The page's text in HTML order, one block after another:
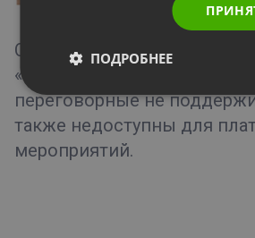
Обратите внимание, что в
«отзывчивым» веб-
переговорные не
также недоступны для
мероприятий.
ПОДРОБНЕЕ